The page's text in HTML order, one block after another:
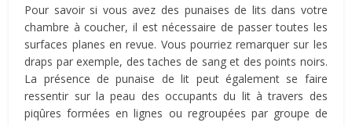
Pour savoir si vous avez des punaises de lits dans votre
chambre à coucher, il est nécessaire de passer toutes les
surfaces planes en revue. Vous pourriez remarquer sur les
draps par exemple, des taches de sang et des points noirs.
La présence de punaise de lit peut également se faire
ressentir sur la peau des occupants du lit à travers des
piqûres formées en lignes ou regroupées par groupe de